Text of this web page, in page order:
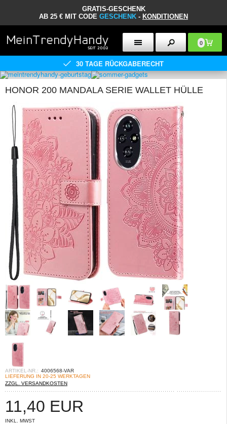
GRATIS-GESCHENK
AB 25 € MIT CODE GESCHENK - KONDITIONEN
0
30 TAGE RÜCKGABERECHT
HONOR 200 MANDALA SERIE WALLET HÜLLE
ARTIKEL-NR.: 4006568-VAR
LIEFERUNG IN 20-25 WERKTAGEN
ZZGL. VERSANDKOSTEN
11,40 EUR
INKL. MWST